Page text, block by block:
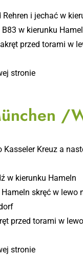
i jechać w
w kierunku
przed torami w
stronie
/
Kreuz a
w kierunku Hameln
skręć w
przed torami w
stronie